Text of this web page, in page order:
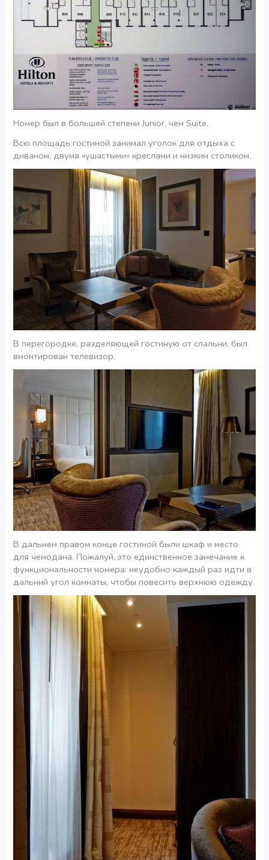
Номер был в большей степени Junior, чем Suite.
Всю площадь гостиной занимал уголок для отдыха с
диваном, двумя «ушастыми» креслами и низким столиком.
В перегородке, разделяющей гостиную от спальни, был
вмонтирован телевизор.
В дальнем правом конце гостиной были шкаф и место
для чемодана. Пожалуй, это единственное замечание к
функциональности номера: неудобно каждый раз идти в
дальний угол комнаты, чтобы повесить верхнюю одежду.